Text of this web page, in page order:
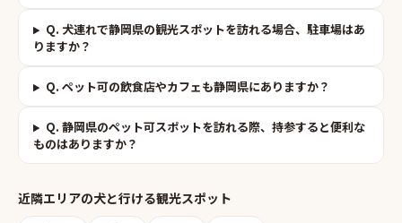
Q. 犬連れで静岡県の観光スポットを訪れる場合、駐車場はあ
りますか？
Q. ペット可の飲食店やカフェも静岡県にありますか？
Q. 静岡県のペット可スポットを訪れる際、持参すると便利な
ものはありますか？
近隣エリアの犬と行ける観光スポット